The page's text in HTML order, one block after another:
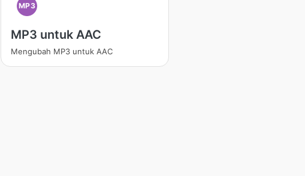
MP3
MP3 untuk AAC
Mengubah MP3 untuk AAC